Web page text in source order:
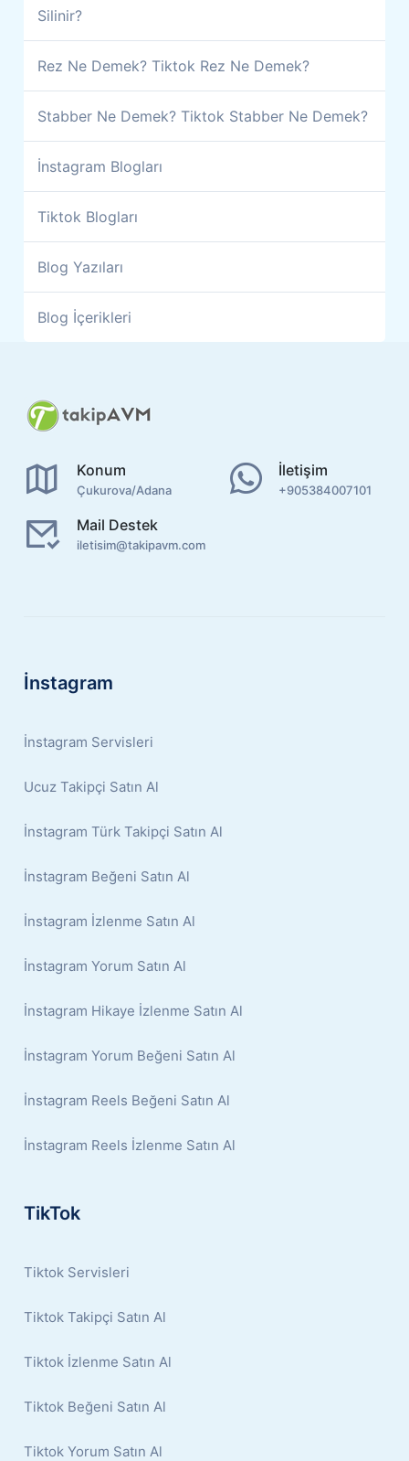
Silinir?
Rez Ne Demek? Tiktok Rez Ne Demek?
Stabber Ne Demek? Tiktok Stabber Ne Demek?
İnstagram Blogları
Tiktok Blogları
Blog Yazıları
Blog İçerikleri
Konum
Çukurova/Adana
İletişim
+905384007101
Mail Destek
iletisim@takipavm.com
İnstagram
İnstagram Servisleri
Ucuz Takipçi Satın Al
İnstagram Türk Takipçi Satın Al
İnstagram Beğeni Satın Al
İnstagram İzlenme Satın Al
İnstagram Yorum Satın Al
İnstagram Hikaye İzlenme Satın Al
İnstagram Yorum Beğeni Satın Al
İnstagram Reels Beğeni Satın Al
İnstagram Reels İzlenme Satın Al
TikTok
Tiktok Servisleri
Tiktok Takipçi Satın Al
Tiktok İzlenme Satın Al
Tiktok Beğeni Satın Al
Tiktok Yorum Satın Al